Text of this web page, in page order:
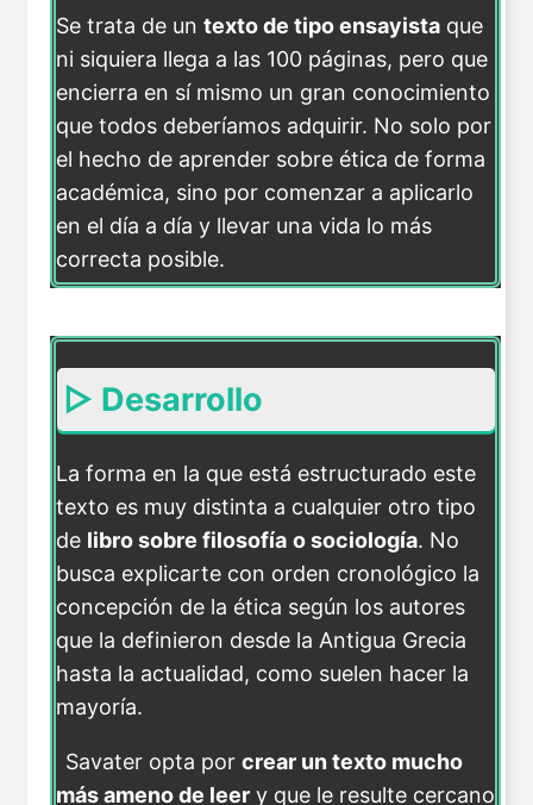
Se trata de un texto de tipo ensayista que
ni siquiera llega a las 100 páginas, pero que
encierra en sí mismo un gran conocimiento
que todos deberíamos adquirir. No solo por
el hecho de aprender sobre ética de forma
académica, sino por comenzar a aplicarlo
en el día a día y llevar una vida lo más
correcta posible.
▷ Desarrollo
La forma en la que está estructurado este
texto es muy distinta a cualquier otro tipo
de libro sobre filosofía o sociología. No
busca explicarte con orden cronológico la
concepción de la ética según los autores
que la definieron desde la Antigua Grecia
hasta la actualidad, como suelen hacer la
mayoría.
Savater opta por crear un texto mucho
más ameno de leer y que le resulte cercano